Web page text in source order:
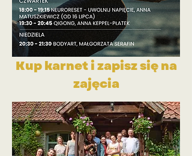
Kup karnet i zapisz się na
zajęcia